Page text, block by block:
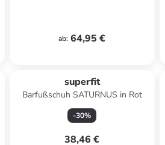
ab: 64,95 €
superfit
Barfußschuh SATURNUS in Rot
-30%
38,46 €